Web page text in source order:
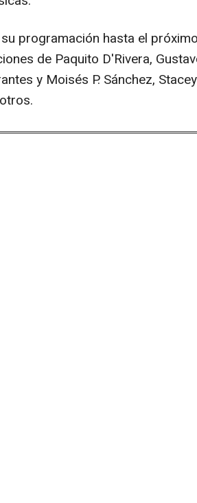
programación hasta el
de Paquito D'Rivera,
y Moisés P. Sánchez,